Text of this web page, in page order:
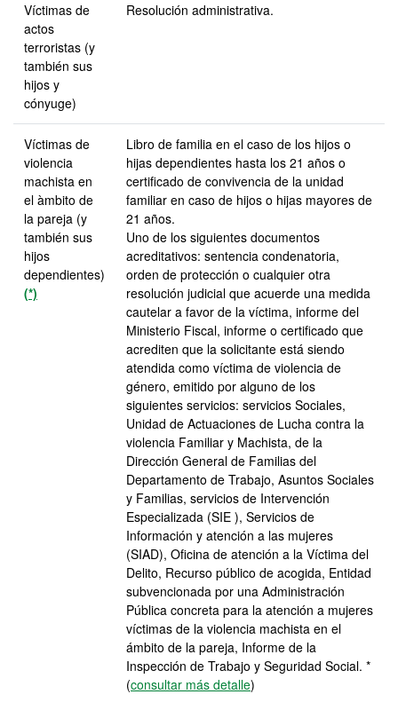
Víctimas de
actos
terroristas (y
también sus
hijos y
cónyuge)
Resolución administrativa.
Víctimas de
violencia
machista en
el àmbito de
la pareja (y
también sus
hijos
dependientes)
(*)
Libro de familia en el caso de los hijos o
hijas dependientes hasta los 21 años o
certificado de convivencia de la unidad
familiar en caso de hijos o hijas mayores de
21 años.
Uno de los siguientes documentos
acreditativos: sentencia condenatoria,
orden de protección o cualquier otra
resolución judicial que acuerde una medida
cautelar a favor de la víctima, informe del
Ministerio Fiscal, informe o certificado que
acrediten que la solicitante está siendo
atendida como víctima de violencia de
género, emitido por alguno de los
siguientes servicios: servicios Sociales,
Unidad de Actuaciones de Lucha contra la
violencia Familiar y Machista, de la
Dirección General de Familias del
Departamento de Trabajo, Asuntos Sociales
y Familias, servicios de Intervención
Especializada (SIE ), Servicios de
Información y atención a las mujeres
(SIAD), Oficina de atención a la Víctima del
Delito, Recurso público de acogida, Entidad
subvencionada por una Administración
Pública concreta para la atención a mujeres
víctimas de la violencia machista en el
ámbito de la pareja, Informe de la
Inspección de Trabajo y Seguridad Social. *
(consultar más detalle)